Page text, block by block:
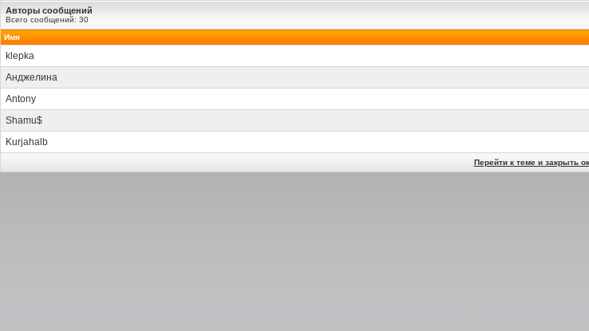
Авторы сообщений
Всего сообщений: 30
Имя
klepka
Анджелина
Antony
Shamu$
Kurjahalb
Перейти к теме и закрыть